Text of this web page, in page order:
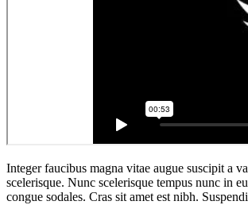
Integer faucibus magna vitae augue suscipit a
scelerisque. Nunc scelerisque tempus nunc in
congue sodales. Cras sit amet est nibh.